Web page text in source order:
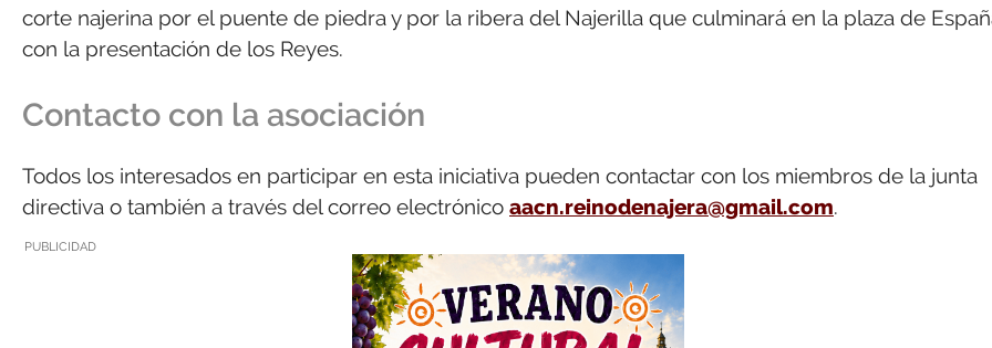
corte najerina por el puente de piedra y por la ribera del Najerilla que culminará en la plaza de
con la presentación de los Reyes.
Contacto con la asociación
Todos los interesados en participar en esta iniciativa pueden contactar con los miembros de la junta
directiva o también a través del correo electrónico aacn.reinodenajera@gmail.com.
PUBLICIDAD